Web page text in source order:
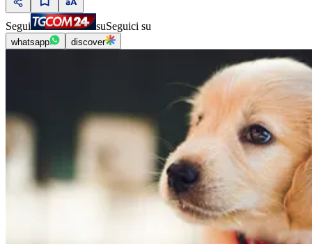
Segui suSeguici su
whatsapp discover